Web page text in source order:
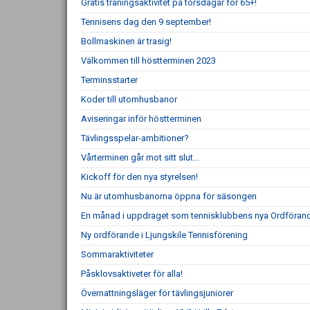
Gratis träningsaktivitet på torsdagar för 65+!
Tennisens dag den 9 september!
Bollmaskinen är trasig!
Välkommen till höstterminen 2023
Terminsstarter
Koder till utomhusbanor
Aviseringar inför höstterminen
Tävlingsspelar-ambitioner?
Vårterminen går mot sitt slut...
Kickoff för den nya styrelsen!
Nu är utomhusbanorna öppna för säsongen
En månad i uppdraget som tennisklubbens nya
Ny ordförande i Ljungskile Tennisförening
Sommaraktiviteter
Påsklovsaktiveter för alla!
Övernattningsläger för tävlingsjuniorer